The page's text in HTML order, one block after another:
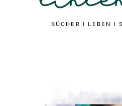
BÜCHER I LEBEN I